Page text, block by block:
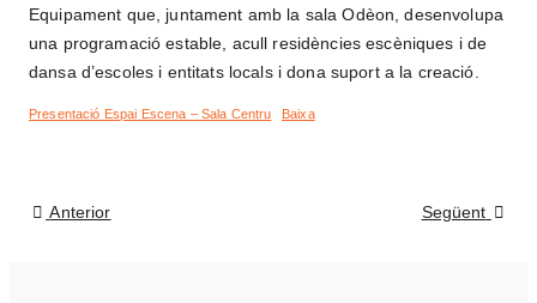
Equipament que, juntament amb la sala Odèon, desenvolupa
una programació estable, acull residències escèniques i de
dansa d’escoles i entitats locals i dona suport a la creació.
Presentació Espai Escena – Sala Centru Baixa
Anterior Següent